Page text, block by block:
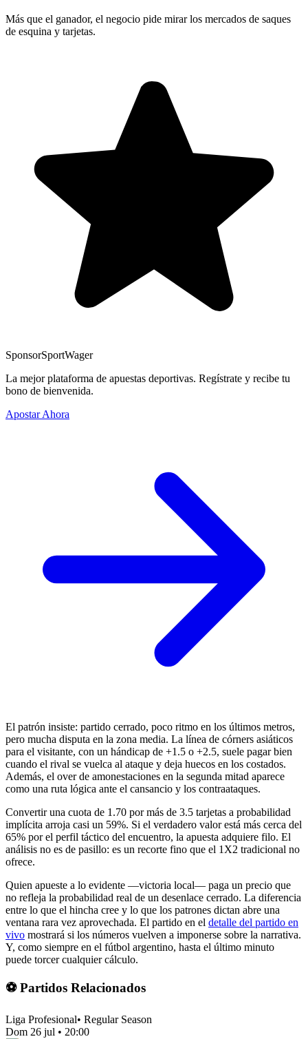
Más que el ganador, el negocio pide mirar los mercados de saques
de esquina y tarjetas.
SponsorSportWager
La mejor plataforma de apuestas deportivas. Regístrate y recibe tu
bono de bienvenida.
Apostar Ahora
El patrón insiste: partido cerrado, poco ritmo en los últimos metros,
pero mucha disputa en la zona media. La línea de córners asiáticos
para el visitante, con un hándicap de +1.5 o +2.5, suele pagar bien
cuando el rival se vuelca al ataque y deja huecos en los costados.
Además, el over de amonestaciones en la segunda mitad aparece
como una ruta lógica ante el cansancio y los contraataques.
Convertir una cuota de 1.70 por más de 3.5 tarjetas a probabilidad
implícita arroja casi un 59%. Si el verdadero valor está más cerca del
65% por el perfil táctico del encuentro, la apuesta adquiere filo. El
análisis no es de pasillo: es un recorte fino que el 1X2 tradicional no
ofrece.
Quien apueste a lo evidente —victoria local— paga un precio que
no refleja la probabilidad real de un desenlace cerrado. La diferencia
entre lo que el hincha cree y lo que los patrones dictan abre una
ventana rara vez aprovechada. El partido en el detalle del partido en
vivo mostrará si los números vuelven a imponerse sobre la narrativa.
Y, como siempre en el fútbol argentino, hasta el último minuto
puede torcer cualquier cálculo.
⚽ Partidos Relacionados
Liga Profesional• Regular Season
Dom 26 jul • 20:00